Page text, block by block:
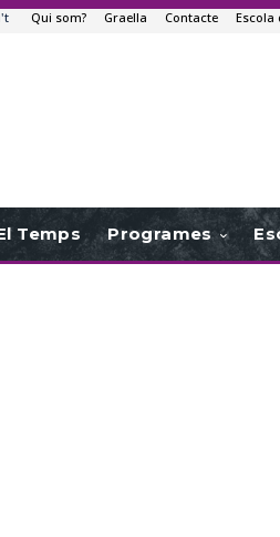
Qui som? Graella Contacte Escola
Temps Programes